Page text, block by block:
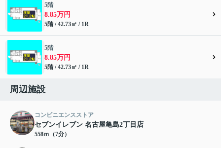
5階
8.85万円
5階 / 42.73㎡ / 1R
5階
8.85万円
5階 / 42.73㎡ / 1R
周辺施設
コンビニエンスストア
セブンイレブン 名古屋亀島2丁目店
558ｍ（7分）